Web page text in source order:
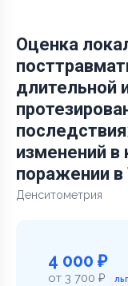
Оценка
длительной
изменений в
поражении
Денситометрия
4 000 ₽
от 3 700 ₽